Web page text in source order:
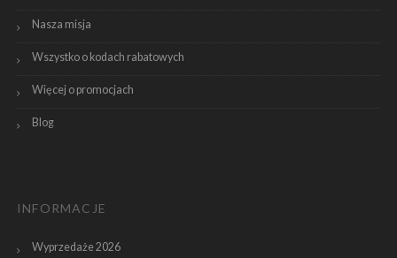
Nasza misja
Wszystko o kodach rabatowych
Więcej o promocjach
Blog
INFORMACJE
Wyprzedaże 2026